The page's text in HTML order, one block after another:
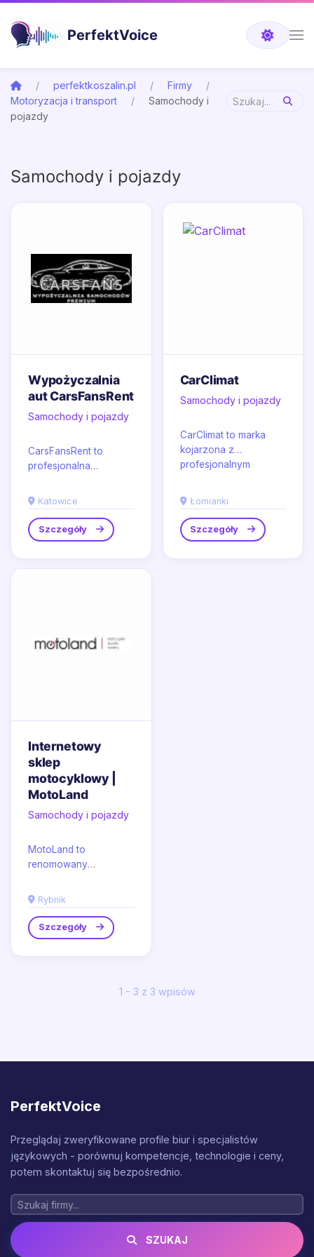
PerfektVoice
perfektkoszalin.pl
Firmy
Motoryzacja i transport
Samochody i
pojazdy
Samochody i pojazdy
Wypożyczalnia
aut CarsFansRent
Samochody i pojazdy
CarsFansRent to
profesjonalna
samochodów
sportowych w
Katowicach,
nastawiona na
Katowice
Szczegóły
CarClimat
Samochody i pojazdy
CarClimat to marka
kojarzona z
profesjonalnym
wentylacyjnym dla
samochodów...
Łomianki
Szczegóły
Internetowy
sklep
motocyklowy |
MotoLand
Samochody i pojazdy
MotoLand to
renomowany
motocyklowy, który w
swojej ofercie posiada
szeroki asortyment...
Rybnik
Szczegóły
1 - 3 z 3 wpisów
PerfektVoice
Przeglądaj zweryfikowane profile biur i specjalistów
językowych - porównuj kompetencje, technologie i ceny,
potem skontaktuj się bezpośrednio.
SZUKAJ